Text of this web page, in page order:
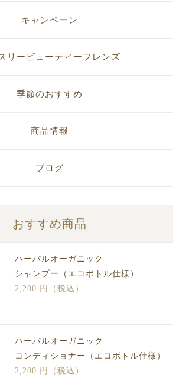
キャンペーン
リービューティーフレンズ
季節のおすすめ
商品情報
ブログ
おすすめ商品
ハーバルオーガニック
シャンプー（エコボトル仕様）
2,200 円（税込）
ハーバルオーガニック
コンディショナー（エコボトル仕様）
2,200 円（税込）